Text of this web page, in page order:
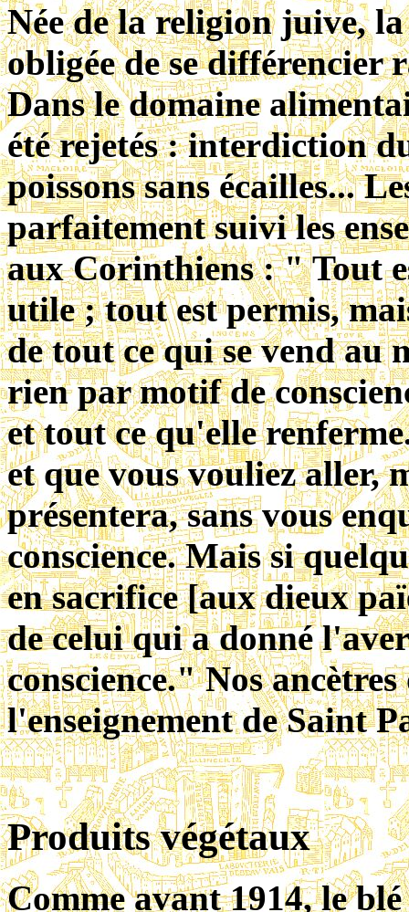
Née de la religion juive,
obligée de se différencier
Dans le domaine
été rejetés : interdiction
poissons sans écailles...
parfaitement suivi les
aux Corinthiens : " Tout
utile ; tout est permis,
de tout ce qui se vend au
rien par motif de
et tout ce qu'elle
et que vous vouliez aller,
présentera, sans vous
conscience. Mais si
en sacrifice [aux dieux
de celui qui a donné
conscience."Nos
l'enseignement de Saint
Produits végétaux
Comme avant 1914, le